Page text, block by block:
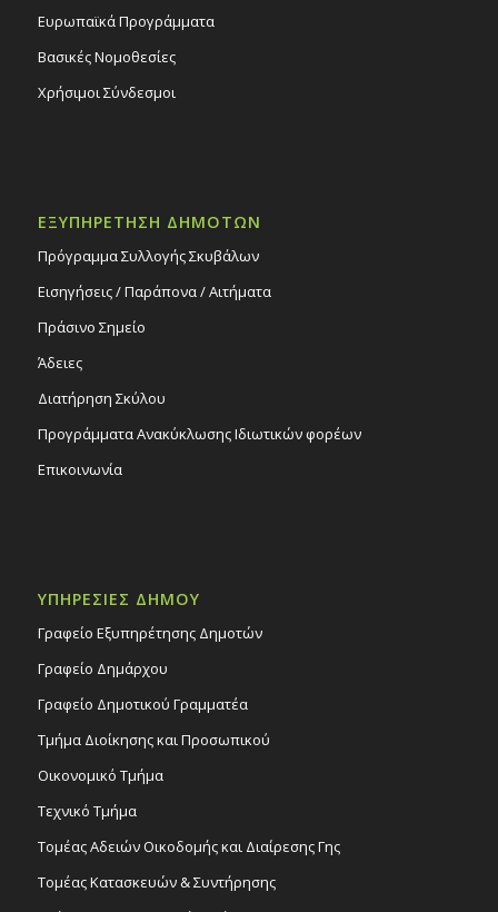
Ευρωπαϊκά Προγράμματα
Βασικές Νομοθεσίες
Χρήσιμοι Σύνδεσμοι
ΕΞΥΠΗΡΕΤΗΣΗ ΔΗΜΟΤΩΝ
Πρόγραμμα Συλλογής Σκυβάλων
Εισηγήσεις / Παράπονα / Αιτήματα
Πράσινο Σημείο
Άδειες
Διατήρηση Σκύλου
Προγράμματα Ανακύκλωσης Ιδιωτικών φορέων
Επικοινωνία
ΥΠΗΡΕΣΙΕΣ ΔΗΜΟΥ
Γραφείο Εξυπηρέτησης Δημοτών
Γραφείο Δημάρχου
Γραφείο Δημοτικού Γραμματέα
Τμήμα Διοίκησης και Προσωπικού
Οικονομικό Τμήμα
Τεχνικό Τμήμα
Τομέας Αδειών Οικοδομής και Διαίρεσης Γης
Τομέας Κατασκευών & Συντήρησης